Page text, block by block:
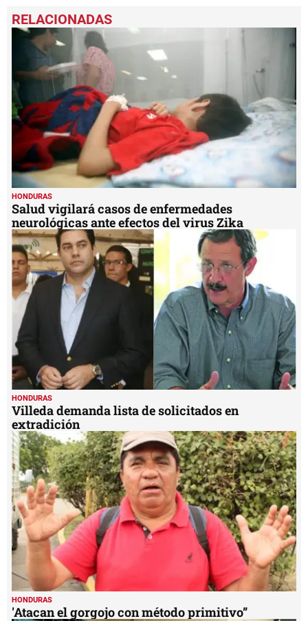
seconds
of
seconds
HONDURAS
Salud vigilará casos de enfermedades
neurológicas ante efectos del virus Zika
HONDURAS
Villeda demanda lista de solicitados en
extradición
HONDURAS
'Atacan el gorgojo con método primitivo”